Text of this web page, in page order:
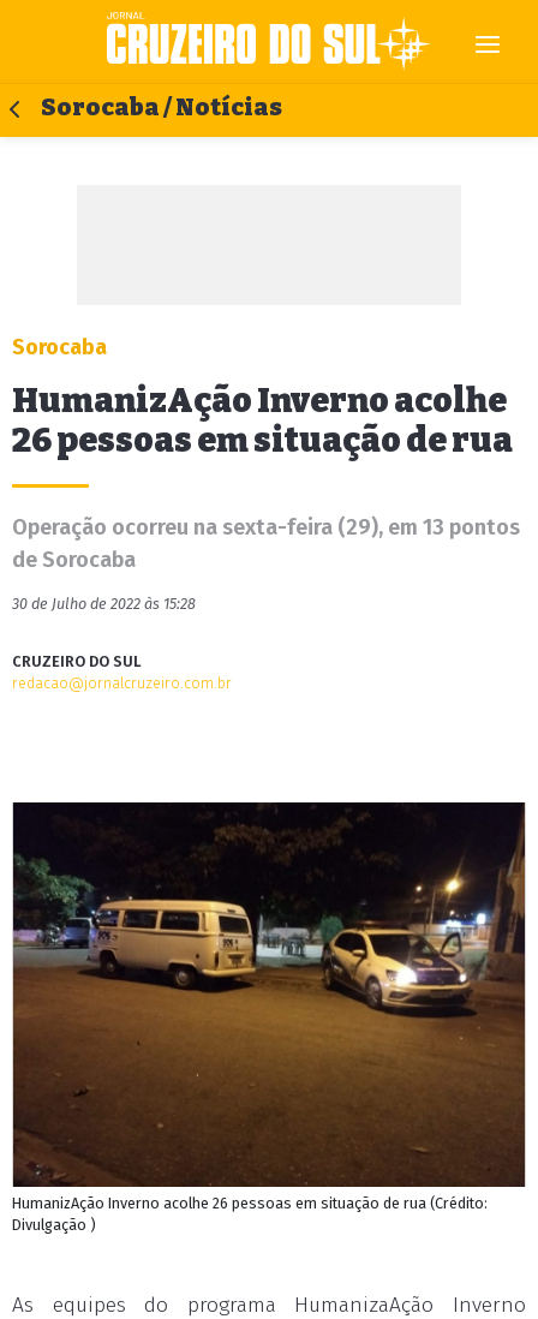
Sorocaba / Notícias
Sorocaba
HumanizAção Inverno acolhe
26 pessoas em situação de rua
Operação ocorreu na sexta-feira (29), em 13 pontos
de Sorocaba
30 de Julho de 2022 às 15:28
CRUZEIRO DO SUL
redacao@jornalcruzeiro.com.br
HumanizAção Inverno acolhe 26 pessoas em situação de rua (Crédito:
Divulgação )
As equipes do programa HumanizaAção Inverno